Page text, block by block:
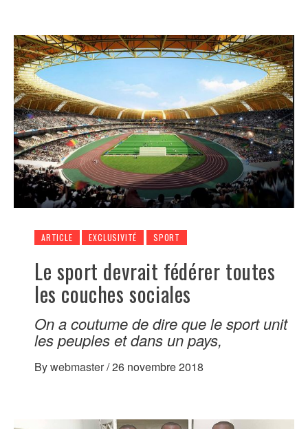
ARTICLE EXCLUSIVITÉ SPORT
Le sport devrait fédérer toutes
les couches sociales
On a coutume de dire que le sport unit
les peuples et dans un pays,
Bywebmaster/26 novembre 2018